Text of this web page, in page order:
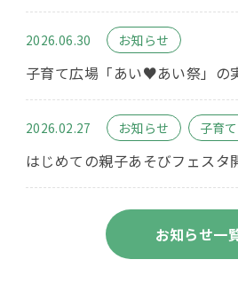
2026.06.30 お知らせ
子育て広場「あい♥あい祭」の
2026.02.27 お知らせ 子育
はじめての親子あそびフェスタ
お知らせ一